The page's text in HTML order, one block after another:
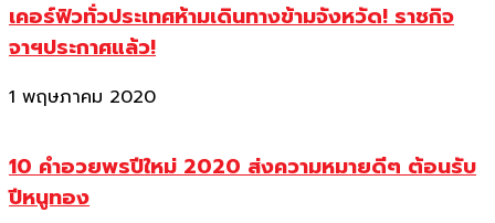
เคอร์ฟิวทั่วประเทศห้ามเดินทางข้ามจังหวัด! ราชกิจ
จาฯประกาศแล้ว!
1 พฤษภาคม 2020
10 คำอวยพรปีใหม่ 2020 ส่งความหมายดีๆ ต้อนรับ
ปีหนูทอง